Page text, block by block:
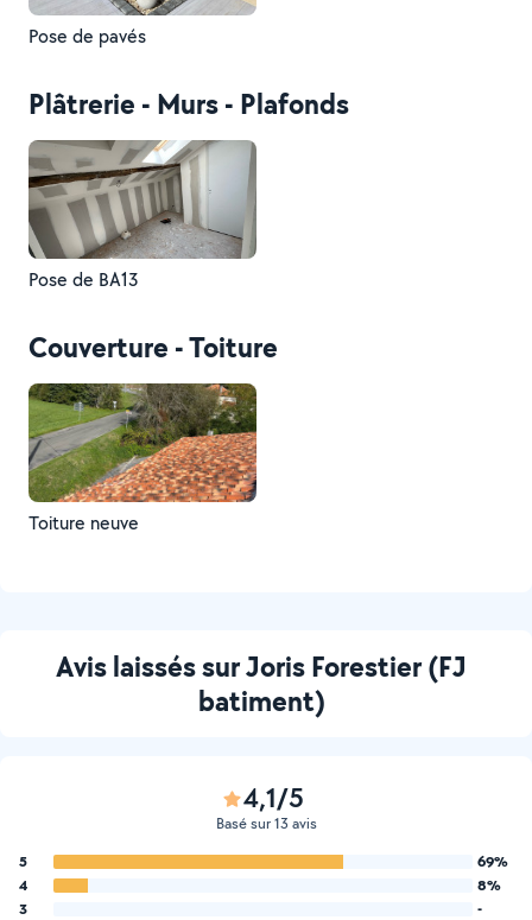
Pose de pavés
Plâtrerie - Murs - Plafonds
Pose de BA13
Couverture - Toiture
Toiture neuve
Avis laissés sur Joris Forestier (FJ
batiment)
4,1/5
Basé sur 13 avis
5
69%
4
8%
3
-